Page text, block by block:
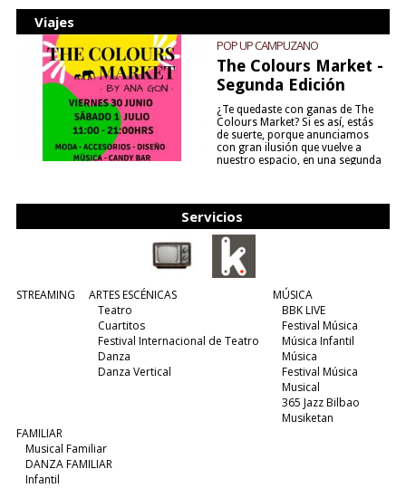
Viajes
POP UP CAMPUZANO
The Colours Market -
Segunda Edición
¿Te quedaste con ganas de The
Colours Market? Si es así, estás
de suerte, porque anunciamos
con gran ilusión que vuelve a
nuestro espacio, en una segunda
Servicios
STREAMING
ARTES ESCÉNICAS
Teatro
Cuartitos
Festival Internacional de Teatro
Danza
Danza Vertical
MÚSICA
BBK LIVE
Festival Música
Música Infantil
Música
Festival Música
Musical
365 Jazz Bilbao
Musiketan
FAMILIAR
Musical Familiar
DANZA FAMILIAR
Infantil